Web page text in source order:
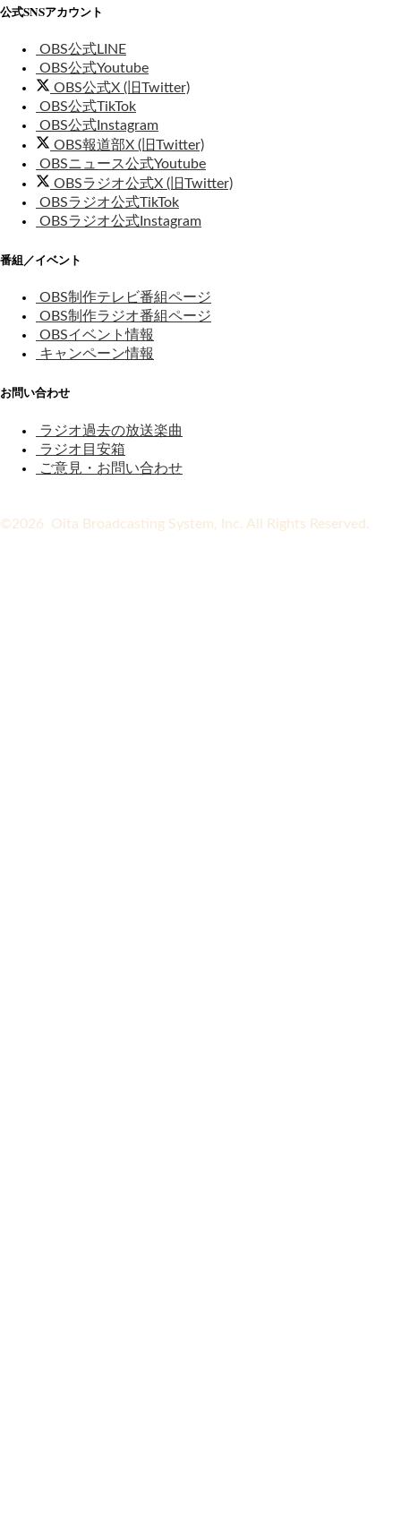
公式SNSアカウント
OBS公式LINE
OBS公式Youtube
OBS公式X (旧Twitter)
OBS公式TikTok
OBS公式Instagram
OBS報道部X (旧Twitter)
OBSニュース公式Youtube
OBSラジオ公式X (旧Twitter)
OBSラジオ公式TikTok
OBSラジオ公式Instagram
番組／イベント
OBS制作テレビ番組ページ
OBS制作ラジオ番組ページ
OBSイベント情報
キャンペーン情報
お問い合わせ
ラジオ過去の放送楽曲
ラジオ目安箱
ご意見・お問い合わせ
©2026 Oita Broadcasting System, Inc. All Rights Reserved.